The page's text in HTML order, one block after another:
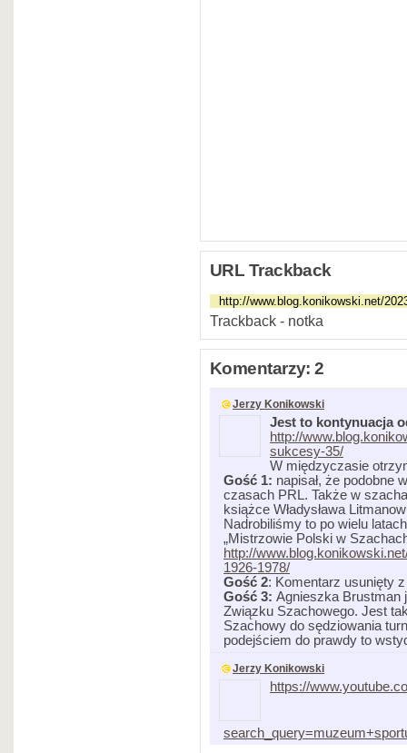
URL Trackback
Trackback - notka
Komentarzy: 2
Jerzy Konikowski
Jest to kontynuacja
http://
sukcesy-35/
W międzyczasie
Gość 1: napisał, że podobne
czasach PRL. Także w
książce Władysława
Nadrobiliśmy to po wielu
„Mistrzowie Polski w
http://
1926-1978/
Gość 2: Komentarz usunięty
Gość 3: Agnieszka Brustman
Związku Szachowego. Jest
Szachowy do sędziowania
podejściem do prawdy to
Jerzy Konikowski
https://